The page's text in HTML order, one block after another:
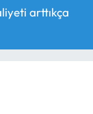
arttıkça